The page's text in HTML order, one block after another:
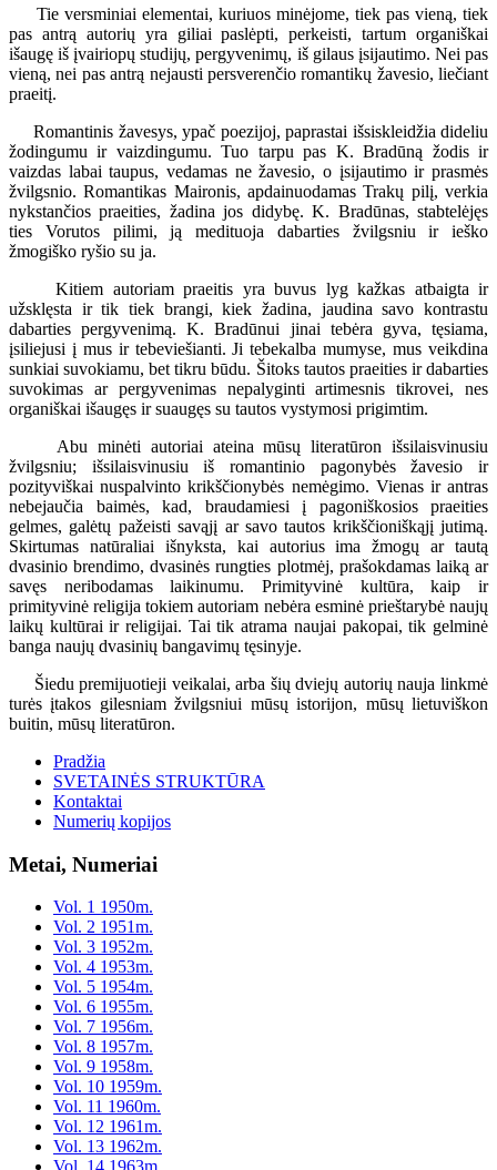
Tie versminiai elementai, kuriuos minėjome, tiek pas vieną, tiek
pas antrą autorių yra giliai paslėpti, perkeisti, tartum organiškai
išaugę iš įvairiopų studijų, pergyvenimų, iš gilaus įsijautimo. Nei pas
vieną, nei pas antrą nejausti persverenčio romantikų žavesio, liečiant
praeitį.
Romantinis žavesys, ypač poezijoj, paprastai išsiskleidžia dideliu
žodingumu ir vaizdingumu. Tuo tarpu pas K. Bradūną žodis ir
vaizdas labai taupus, vedamas ne žavesio, o įsijautimo ir prasmės
žvilgsnio. Romantikas Maironis, apdainuodamas Trakų pilį, verkia
nykstančios praeities, žadina jos didybę. K. Bradūnas, stabtelėjęs
ties Vorutos pilimi, ją medituoja dabarties žvilgsniu ir ieško
žmogiško ryšio su ja.
Kitiem autoriam praeitis yra buvus lyg kažkas atbaigta ir
užsklęsta ir tik tiek brangi, kiek žadina, jaudina savo kontrastu
dabarties pergyvenimą. K. Bradūnui jinai tebėra gyva, tęsiama,
įsiliejusi į mus ir tebeviešianti. Ji tebekalba mumyse, mus veikdina
sunkiai suvokiamu, bet tikru būdu. Šitoks tautos praeities ir dabarties
suvokimas ar pergyvenimas nepalyginti artimesnis tikrovei, nes
organiškai išaugęs ir suaugęs su tautos vystymosi prigimtim.
Abu minėti autoriai ateina mūsų literatūron išsilaisvinusiu
žvilgsniu; išsilaisvinusiu iš romantinio pagonybės žavesio ir
pozityviškai nuspalvinto krikščionybės nemėgimo. Vienas ir antras
nebejaučia baimės, kad, braudamiesi į pagoniškosios praeities
gelmes, galėtų pažeisti savąjį ar savo tautos krikščioniškąjį jutimą.
Skirtumas natūraliai išnyksta, kai autorius ima žmogų ar tautą
dvasinio brendimo, dvasinės rungties plotmėj, prašokdamas laiką ar
savęs neribodamas laikinumu. Primityvinė kultūra, kaip ir
primityvinė religija tokiem autoriam nebėra esminė prieštarybė naujų
laikų kultūrai ir religijai. Tai tik atrama naujai pakopai, tik gelminė
banga naujų dvasinių bangavimų tęsinyje.
Šiedu premijuotieji veikalai, arba šių dviejų autorių nauja linkmė
turės įtakos gilesniam žvilgsniui mūsų istorijon, mūsų lietuviškon
buitin, mūsų literatūron.
Pradžia
SVETAINĖS STRUKTŪRA
Kontaktai
Numerių kopijos
Metai, Numeriai
Vol. 1 1950m.
Vol. 2 1951m.
Vol. 3 1952m.
Vol. 4 1953m.
Vol. 5 1954m.
Vol. 6 1955m.
Vol. 7 1956m.
Vol. 8 1957m.
Vol. 9 1958m.
Vol. 10 1959m.
Vol. 11 1960m.
Vol. 12 1961m.
Vol. 13 1962m.